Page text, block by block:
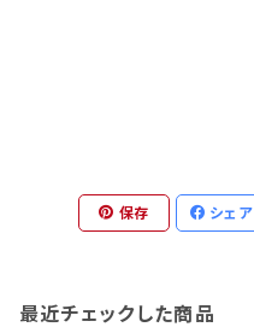
保存 シェア
最近チェックした商品